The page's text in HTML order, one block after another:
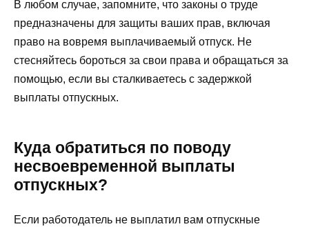
В любом случае, запомните, что законы о труде
предназначены для защиты ваших прав, включая
право на вовремя выплачиваемый отпуск. Не
стесняйтесь бороться за свои права и обращаться за
помощью, если вы сталкиваетесь с задержкой
выплаты отпускных.
Куда обратиться по поводу
несвоевременной выплаты
отпускных?
Если работодатель не выплатил вам отпускные